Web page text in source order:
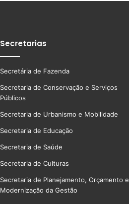
Secretarias
Secretária de Fazenda
Secretaria de Conservação e Serviços
Públicos
Secretaria de Urbanismo e Mobilidade
Secretaria de Educação
Secretaria de Saúde
Secretaria de Culturas
Secretaria de Planejamento, Orçamento e
Modernização da Gestão